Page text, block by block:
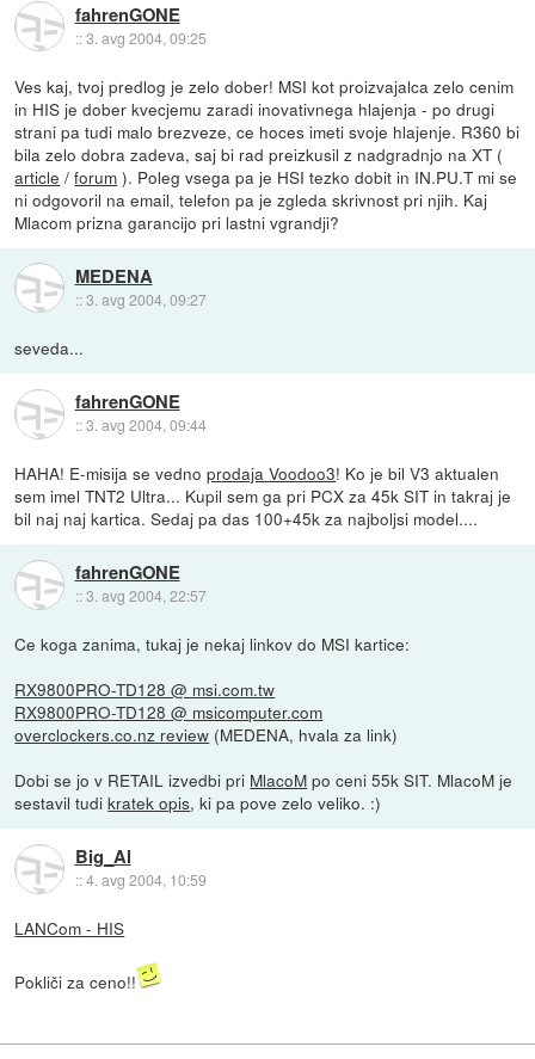
fahrenGONE
::3. avg 2004, 09:25
Ves kaj, tvoj predlog je zelo dober! MSI kot proizvajalca zelo cenim
in HIS je dober kvecjemu zaradi inovativnega hlajenja - po drugi
strani pa tudi malo brezveze, ce hoces imeti svoje hlajenje. R360 bi
bila zelo dobra zadeva, saj bi rad preizkusil z nadgradnjo na XT (
article /forum ). Poleg vsega pa je HSI tezko dobit in IN.PU.T mi se
ni odgovoril na email, telefon pa je zgleda skrivnost pri njih. Kaj
Mlacom prizna garancijo pri lastni vgrandji?
MEDENA
::3. avg 2004, 09:27
seveda...
fahrenGONE
::3. avg 2004, 09:44
HAHA! E-misija se vednoprodaja Voodoo3! Ko je bil V3 aktualen
sem imel TNT2 Ultra... Kupil sem ga pri PCX za 45k SIT in takraj je
bil naj naj kartica. Sedaj pa das 100+45k za najboljsi model....
fahrenGONE
::3. avg 2004, 22:57
Ce koga zanima, tukaj je nekaj linkov do MSI kartice:
RX9800PRO-TD128 @ msi.com.tw
RX9800PRO-TD128 @ msicomputer.com
overclockers.co.nz review (MEDENA, hvala za link)
Dobi se jo v RETAIL izvedbi pri MlacoM po ceni 55k SIT. MlacoM je
sestavil tudikratek opis, ki pa pove zelo veliko. :)
Big_Al
::4. avg 2004, 10:59
LANCom - HIS
Pokliči za ceno!!